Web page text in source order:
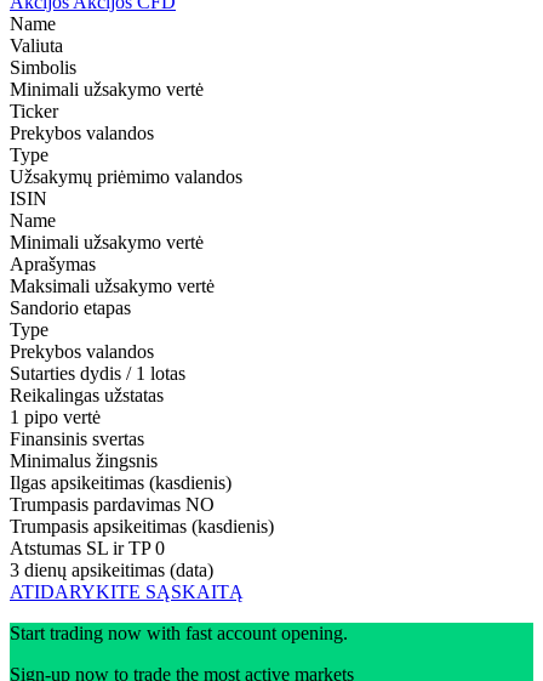
Name
Valiuta
Simbolis
Minimali užsakymo vertė
Ticker
Prekybos valandos
Type
Užsakymų priėmimo valandos
ISIN
Name
Minimali užsakymo vertė
Aprašymas
Maksimali užsakymo vertė
Sandorio etapas
Type
Prekybos valandos
Sutarties dydis / 1 lotas
Reikalingas užstatas
1 pipo vertė
Finansinis svertas
Minimalus žingsnis
Ilgas apsikeitimas (kasdienis)
Trumpasis pardavimas NO
Trumpasis apsikeitimas (kasdienis)
Atstumas SL ir TP 0
3 dienų apsikeitimas (data)
ATIDARYKITE SĄSKAITĄ
Start trading now with fast account opening.
Sign-up now to trade the most active markets